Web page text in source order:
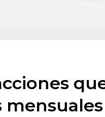
mensuales